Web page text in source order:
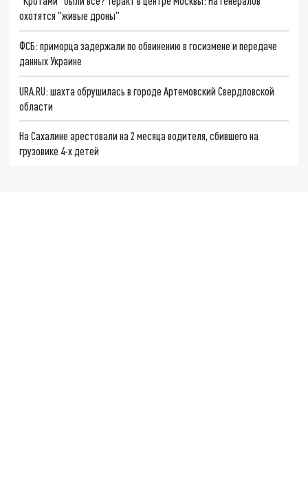
охотятся "живые дроны"
ФСБ: приморца задержали по обвинению в госизмене и передаче
данных Украине
URA.RU: шахта обрушилась в городе Артемовский Свердловской
области
На Сахалине арестовали на 2 месяца водителя, сбившего на
грузовике 4-х детей